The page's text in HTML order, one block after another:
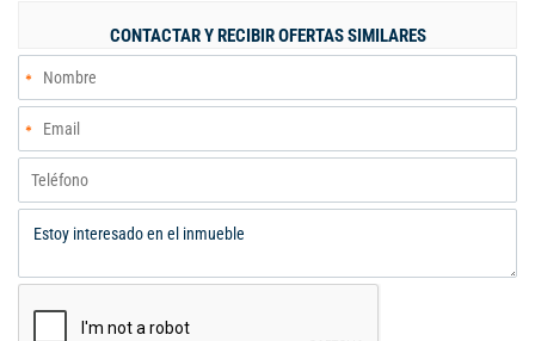
CONTACTAR Y RECIBIR OFERTAS SIMILARES